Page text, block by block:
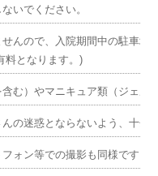
いでください。
んので、入院期間中の駐車場
料となります。)
む）やマニキュア類（ジェ
の迷惑とならないよう、十
ォン等での撮影も同様です